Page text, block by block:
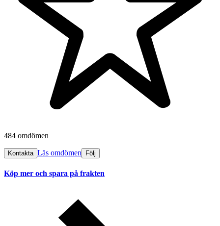
484 omdömen
Kontakta Läs omdömen Följ
Köp mer och spara på frakten